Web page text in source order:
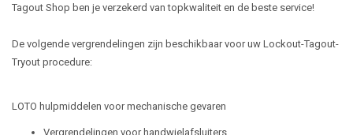
Tagout Shop ben je verzekerd van topkwaliteit en de beste service!
De volgende vergrendelingen zijn beschikbaar voor uw Lockout-Tagout-
Tryout procedure:
LOTO hulpmiddelen voor mechanische gevaren
Vergrendelingen voor handwielafsluiters